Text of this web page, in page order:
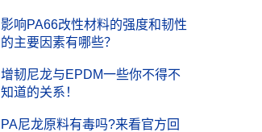
影响PA66改性材料的强度和韧性
的主要因素有哪些？
增韧尼龙与EPDM一些你不得不
知道的关系！
PA尼龙原料有毒吗?来看官方回